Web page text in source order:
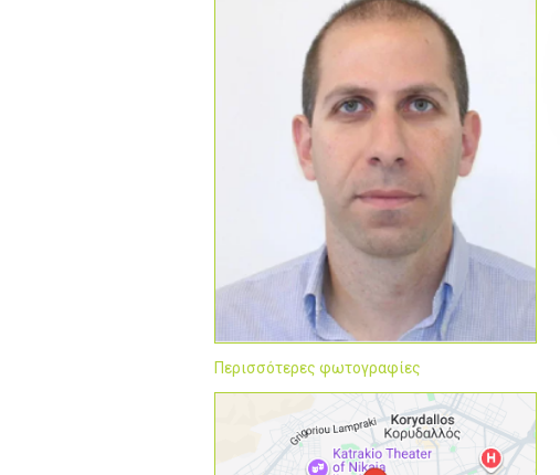
Περισσότερες φωτογραφίες